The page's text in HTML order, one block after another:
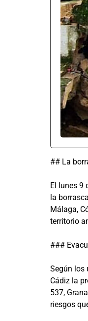
## La
El lunes 9
la
Málaga,
territorio
###
Según los
Cádiz la
537,
riesgos